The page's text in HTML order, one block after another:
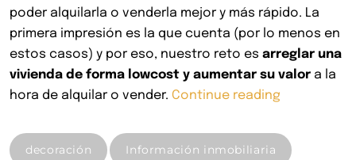
poder alquilarla o venderla mejor y más rápido. La
primera impresión es la que cuenta (por lo menos en
estos casos) y por eso, nuestro reto es arreglar una
vivienda de forma lowcost y aumentar su valor a la
hora de alquilar o vender. Continue reading
una
vivienda
decoración Información inmobiliaria